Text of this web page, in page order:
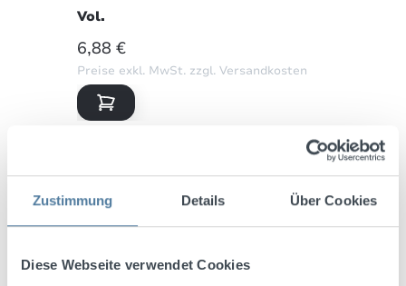
Zustimmung Details Über Cookies
Diese Webseite verwendet Cookies
Vol.
REGULÄRER PREIS:
6,88 €
Preise exkl. MwSt. zzgl. Versandkosten